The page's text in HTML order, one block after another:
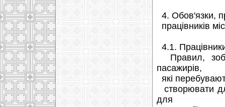
4. Обов'язки,
працівників
4.1.
Правил,
пасажирів,
які
створювати
для